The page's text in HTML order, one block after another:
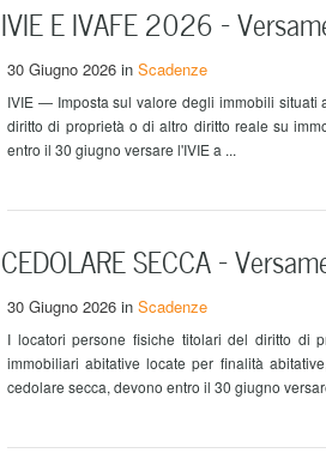
IVIE E IVAFE 2026 –
30 Giugno 2026 in Scadenze
IVIE — Imposta sul valore degli immobili situati
diritto di proprietà o di altro diritto reale su
entro il 30 giugno versare l'IVIE a ...
CEDOLARE SECCA –
30 Giugno 2026 in Scadenze
I locatori persone fisiche titolari del diritto di
immobiliari abitative locate per finalità
cedolare secca, devono entro il 30 giugno